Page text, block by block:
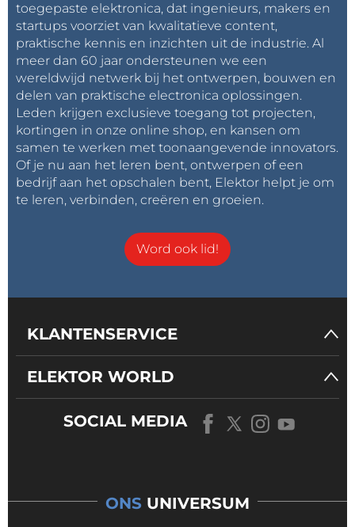
toegepaste elektronica, dat ingenieurs, makers en
startups voorziet van kwalitatieve content,
praktische kennis en inzichten uit de industrie. Al
meer dan 60 jaar ondersteunen we een
wereldwijd netwerk bij het ontwerpen, bouwen en
delen van praktische electronica oplossingen.
Leden krijgen exclusieve toegang tot projecten,
kortingen in onze online shop, en kansen om
samen te werken met toonaangevende innovators.
Of je nu aan het leren bent, ontwerpen of een
bedrijf aan het opschalen bent, Elektor helpt je om
te leren, verbinden, creëren en groeien.
Word ook lid!
KLANTENSERVICE
ELEKTOR WORLD
SOCIAL MEDIA
ONS UNIVERSUM